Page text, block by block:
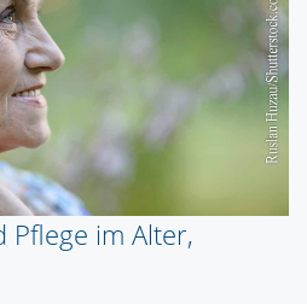
Pflege im Alter,